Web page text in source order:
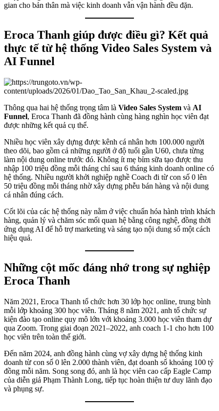
gian cho bản thân mà việc kinh doanh vẫn vận hành đều đặn.
Eroca Thanh giúp được điều gì? Kết quả
thực tế từ hệ thống Video Sales System và
AI Funnel
Thông qua hai hệ thống trọng tâm là Video Sales System và AI
Funnel, Eroca Thanh đã đồng hành cùng hàng nghìn học viên đạt
được những kết quả cụ thể.
Nhiều học viên xây dựng được kênh cá nhân hơn 100.000 người
theo dõi, bao gồm cả những người ở độ tuổi gần U60, chưa từng
làm nội dung online trước đó. Không ít mẹ bỉm sữa tạo được thu
nhập 100 triệu đồng mỗi tháng chỉ sau 6 tháng kinh doanh online có
hệ thống. Nhiều người khởi nghiệp nghề Coach đi từ con số 0 lên
50 triệu đồng mỗi tháng nhờ xây dựng phễu bán hàng và nội dung
cá nhân đúng cách.
Cốt lõi của các hệ thống này nằm ở việc chuẩn hóa hành trình khách
hàng, quản lý và chăm sóc mối quan hệ bằng công nghệ, đồng thời
ứng dụng AI để hỗ trợ marketing và sáng tạo nội dung số một cách
hiệu quả.
Những cột mốc đáng nhớ trong sự nghiệp
Eroca Thanh
Năm 2021, Eroca Thanh tổ chức hơn 30 lớp học online, trung bình
mỗi lớp khoảng 300 học viên. Tháng 8 năm 2021, anh tổ chức sự
kiện đào tạo online quy mô lớn với khoảng 3.000 học viên tham dự
qua Zoom. Trong giai đoạn 2021–2022, anh coach 1-1 cho hơn 100
học viên trên toàn thế giới.
Đến năm 2024, anh đồng hành cùng vợ xây dựng hệ thống kinh
doanh từ con số 0 lên 2.000 thành viên, đạt doanh số khoảng 100 tỷ
đồng mỗi năm. Song song đó, anh là học viên cao cấp Eagle Camp
của diễn giả Phạm Thành Long, tiếp tục hoàn thiện tư duy lãnh đạo
và phụng sự.